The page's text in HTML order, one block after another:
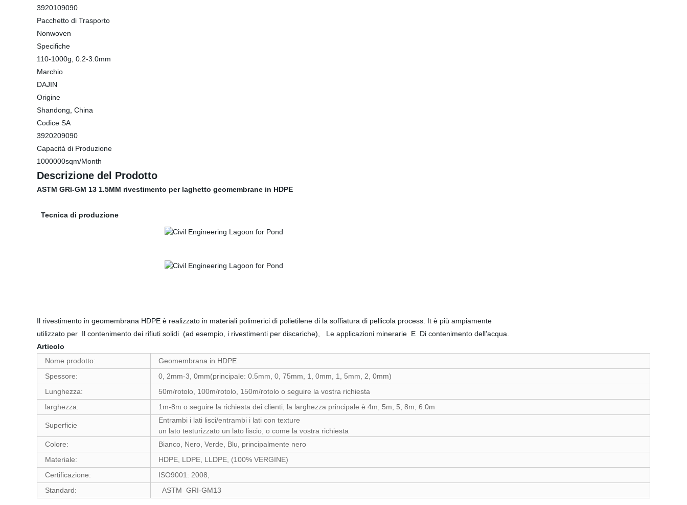
3920109090
Pacchetto di Trasporto
Nonwoven
Specifiche
110-1000g, 0.2-3.0mm
Marchio
DAJIN
Origine
Shandong, China
Codice SA
3920209090
Capacità di Produzione
1000000sqm/Month
Descrizione del Prodotto
ASTM GRI-GM 13 1.5MM rivestimento per laghetto geomembrane in HDPE
Tecnica di produzione
Il rivestimento in geomembrana HDPE è realizzato in materiali polimerici di polietilene di la soffiatura di pellicola process. It è più ampiamente
utilizzato per Il contenimento dei rifiuti solidi (ad esempio, i rivestimenti per discariche), Le applicazioni minerarie E Di contenimento dell'acqua.
Articolo
Nome prodotto:
Geomembrana in HDPE
Spessore:
0, 2mm-3, 0mm(principale: 0.5mm, 0, 75mm, 1, 0mm, 1, 5mm, 2, 0mm)
Lunghezza:
50m/rotolo, 100m/rotolo, 150m/rotolo o seguire la vostra richiesta
larghezza:
1m-8m o seguire la richiesta dei clienti, la larghezza principale è 4m, 5m, 5, 8m, 6.0m
Superficie
Entrambi i lati lisci/entrambi i lati con texture
un lato testurizzato un lato liscio, o come la vostra richiesta
Colore:
Bianco, Nero, Verde, Blu, principalmente nero
Materiale:
HDPE, LDPE, LLDPE, (100% VERGINE)
Certificazione:
ISO9001: 2008,
Standard:
ASTM GRI-GM13